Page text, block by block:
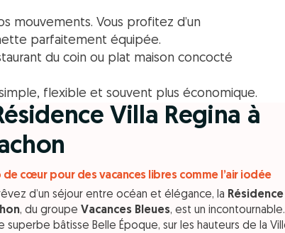
mouvements. Vous profitez d’un
parfaitement équipée.
du coin ou plat maison concocté
flexible et souvent plus économique.
Villa Regina à
de cœur pour des vacances libres comme l’air iodée
d’un séjour entre océan et élégance, la
, du groupe Vacances Bleues, est un incontournable.
superbe bâtisse Belle Époque, sur les hauteurs de la